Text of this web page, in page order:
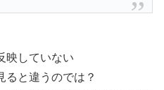
映していない
ると違うのでは？